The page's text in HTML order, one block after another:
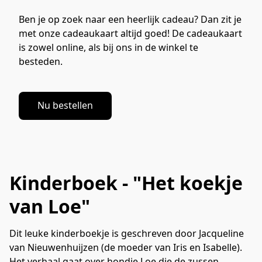
Ben je op zoek naar een heerlijk cadeau? Dan zit je
met onze cadeaukaart altijd goed! De cadeaukaart
is zowel online, als bij ons in de winkel te
besteden.
Nu bestellen
Kinderboek - "Het koekje
van Loe"
Dit leuke kinderboekje is geschreven door Jacqueline
van Nieuwenhuijzen (de moeder van Iris en Isabelle).